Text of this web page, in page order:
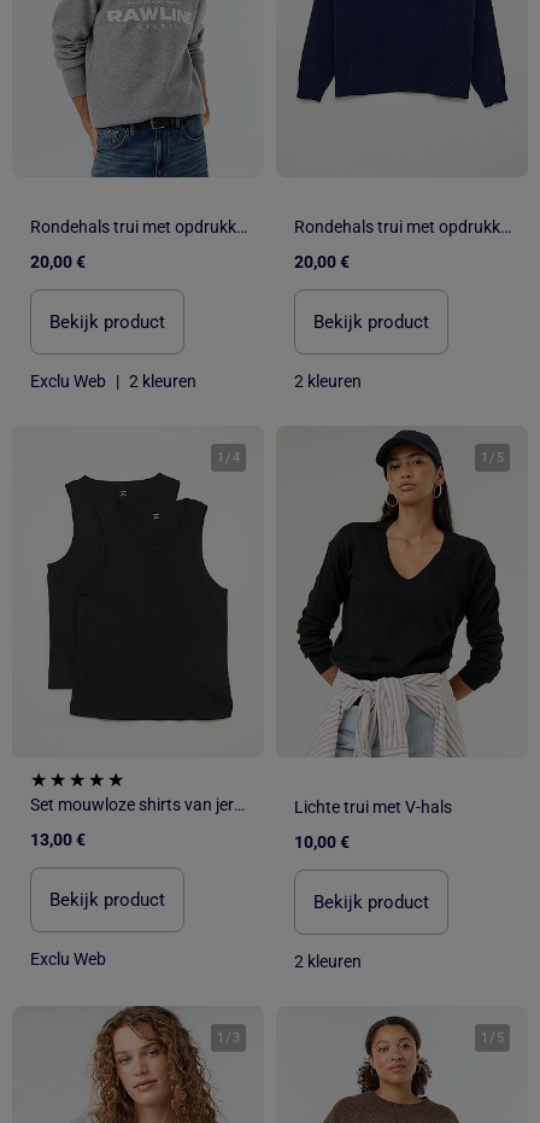
Rondehals trui met opdrukken
20,00 €
Bekijk product
Exclu Web | 2 kleuren
Rondehals trui met opdrukken
20,00 €
Bekijk product
2 kleuren
1 /4
Set mouwloze shirts van jerseytricot
13,00 €
Bekijk product
Exclu Web
1 / 5
Lichte trui met V-hals
10,00 €
Bekijk product
2 kleuren
1 / 3 1 / 5